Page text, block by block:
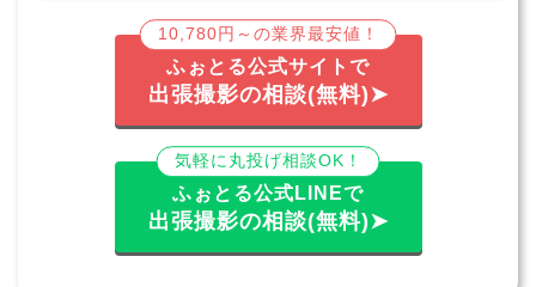
10,780円～の業界最安値！
ふぉとる公式サイトで
出張撮影の相談(無料)➤
気軽に丸投げ相談OK！
ふぉとる公式LINEで
出張撮影の相談(無料)➤